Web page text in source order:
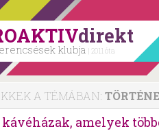
direkt
klubja | 2011 óta
A TÉMÁBAN:
kávéházak, amelyek